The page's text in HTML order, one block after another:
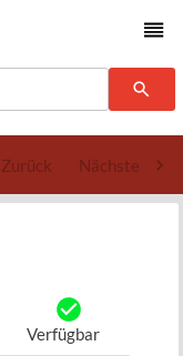
Zurück Nächste
Verfügbar